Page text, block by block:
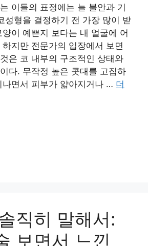
이들의 표정에는 늘 불안과 기
성형을 결정하기 전 가장 많이 받
이 예쁜지 보다는 내 얼굴에 어
지만 전문가의 입장에서 보면
은 코 내부의 구조적인 상태와
다. 무작정 높은 콧대를 고집하
나면서 피부가 얇아지거나 … 더
직히 말해서:
보면서 느낀